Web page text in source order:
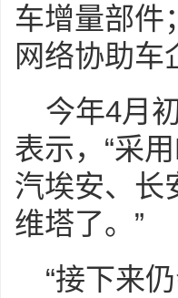
车增量部件
网络协助车
今年4月
表示，“采
汽埃安、长
维塔了。”
“接下来